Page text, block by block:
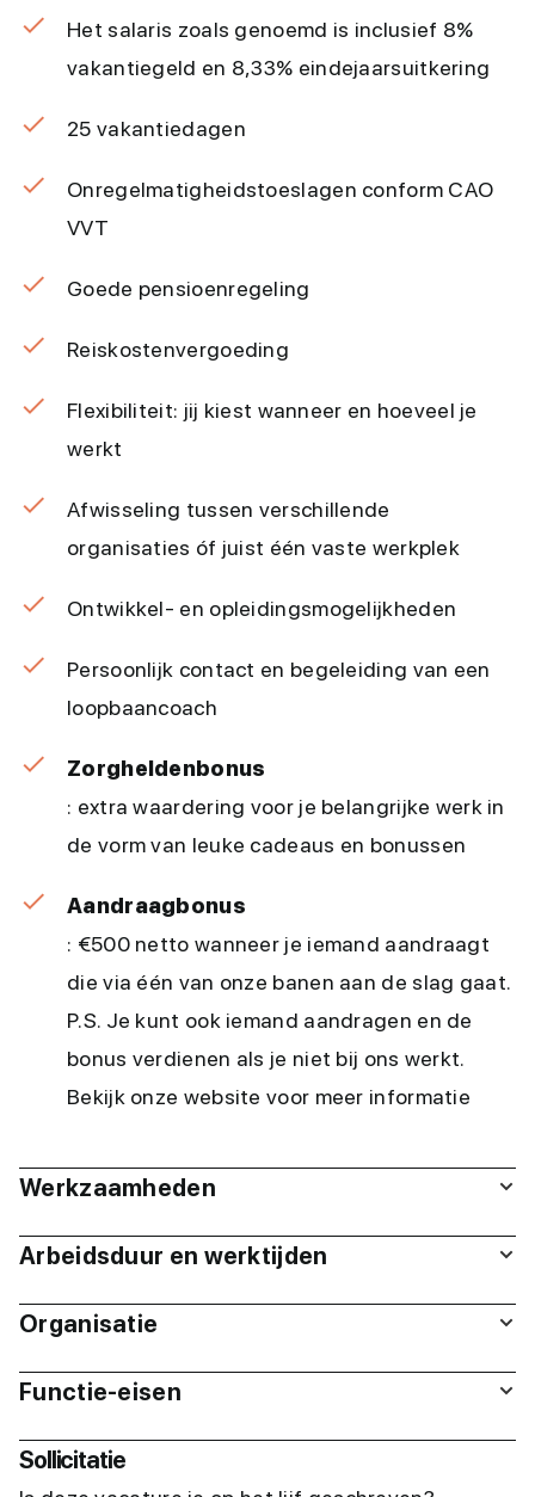
Het salaris zoals genoemd is inclusief 8%
vakantiegeld en 8,33% eindejaarsuitkering
25 vakantiedagen
Onregelmatigheidstoeslagen conform CAO
VVT
Goede pensioenregeling
Reiskostenvergoeding
Flexibiliteit: jij kiest wanneer en hoeveel je
werkt
Afwisseling tussen verschillende
organisaties óf juist één vaste werkplek
Ontwikkel- en opleidingsmogelijkheden
Persoonlijk contact en begeleiding van een
loopbaancoach
Zorgheldenbonus
: extra waardering voor je belangrijke werk in
de vorm van leuke cadeaus en bonussen
Aandraagbonus
: €500 netto wanneer je iemand aandraagt
die via één van onze banen aan de slag gaat.
P.S. Je kunt ook iemand aandragen en de
bonus verdienen als je niet bij ons werkt.
Bekijk onze website voor meer informatie
Werkzaamheden
Arbeidsduur en werktijden
Organisatie
Functie-eisen
Sollicitatie